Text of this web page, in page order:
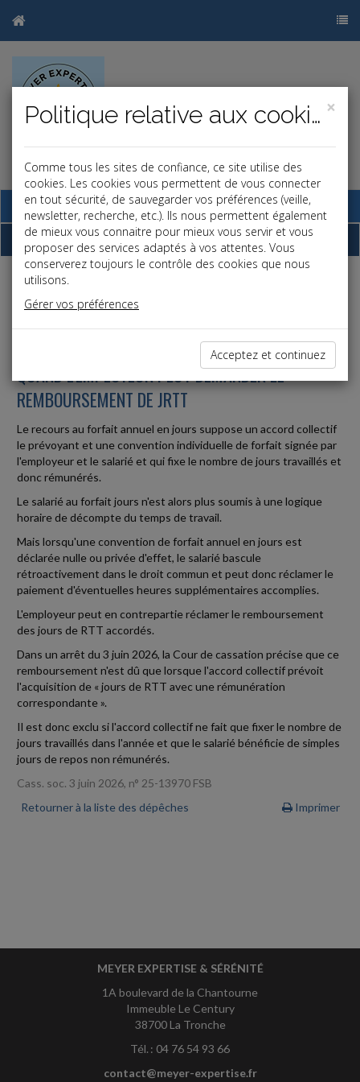
Base documentaire
Dépêches
Social
CONVENTION DE FORFAIT JOURS INVALIDÉE :
QUAND L'EMPLOYEUR PEUT DEMANDER LE
REMBOURSEMENT DE JRTT
Le recours au forfait annuel en jours suppose un accord collectif
le prévoyant et une convention individuelle de forfait signée par
l'employeur et le salarié et qui fixe le nombre de jours travaillés et
donc rémunérés.
Le salarié au forfait jours n'est alors plus soumis à une logique
horaire de décompte du temps de travail.
Mais lorsqu'une convention de forfait annuel en jours est
déclarée nulle ou privée d'effet, le salarié bascule
rétroactivement dans le droit commun et peut donc réclamer le
paiement d'éventuelles heures supplémentaires accomplies.
L'employeur peut en contrepartie réclamer le remboursement
des jours de RTT accordés.
Dans un arrêt du 3 juin 2026, la Cour de cassation précise que ce
remboursement n'est dû que lorsque l'accord collectif prévoit
l'acquisition de « jours de RTT avec une rémunération
correspondante ».
Il est donc exclu si l'accord collectif ne fait que fixer le nombre de
jours travaillés dans l'année et que le salarié bénéficie de simples
jours de repos non rémunérés.
Cass. soc. 3 juin 2026, n° 25-13970 FSB
Retourner à la liste des dépêches
Imprimer
MEYER EXPERTISE & SÉRÉNITÉ
1A boulevard de la Chantourne
Immeuble Le Century
38700 La Tronche
Tél. : 04 76 54 93 66
contact@meyer-expertise.fr
×
Politique relative aux cookies
Comme tous les sites de confiance, ce site utilise des
cookies. Les cookies vous permettent de vous connecter
en tout sécurité, de sauvegarder vos préférences (veille,
newsletter, recherche, etc.). Ils nous permettent également
de mieux vous connaitre pour mieux vous servir et vous
proposer des services adaptés à vos attentes. Vous
conserverez toujours le contrôle des cookies que nous
utilisons.
Gérer vos préférences
Acceptez et continuez